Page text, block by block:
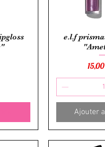
e.l.f
Prix
Ajouter